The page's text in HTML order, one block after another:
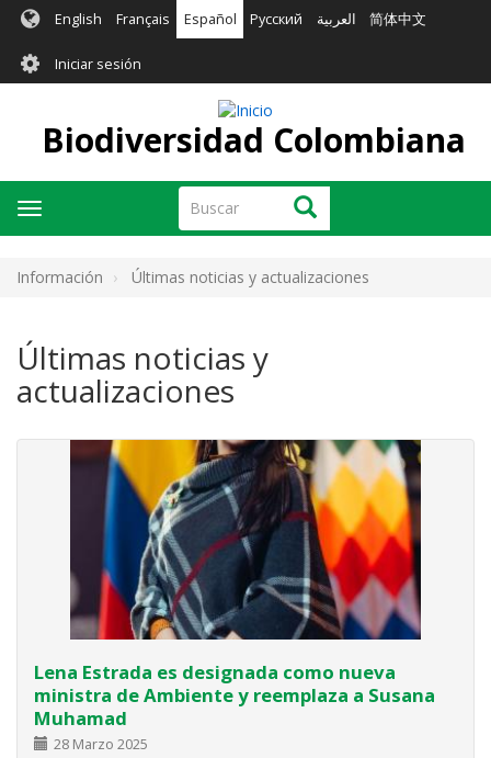
Pasar
contenido
principal
English Français Español Русский العربية 简体中文
User
account
menu
Iniciar sesión
Biodiversidad Colombiana
Buscar Buscar
Toggle
navigation
Información Últimas noticias y actualizaciones
Últimas noticias y
actualizaciones
Lena Estrada es designada como nueva
ministra de Ambiente y reemplaza a Susana
Muhamad
28 Marzo 2025